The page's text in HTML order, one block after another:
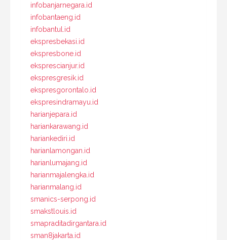
infobanjarnegara.id
infobantaeng.id
infobantul.id
ekspresbekasi.id
ekspresbone.id
eksprescianjur.id
ekspresgresik.id
ekspresgorontalo.id
ekspresindramayu.id
harianjepara.id
hariankarawang.id
hariankediri.id
harianlamongan.id
harianlumajang.id
harianmajalengka.id
harianmalang.id
smanics-serpong.id
smakstlouis.id
smapraditadirgantara.id
sman8jakarta.id